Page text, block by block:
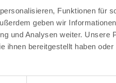
Funktionen für
geben wir
und Analysen weiter. Unsere
ihnen bereitgestellt haben